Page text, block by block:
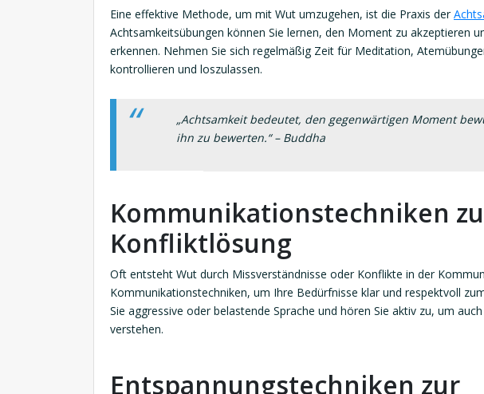
Eine effektive Methode, um mit Wut umzugehen, ist die Praxis der
Achtsamkeitsübungen können Sie lernen, den Moment zu akzeptieren
erkennen. Nehmen Sie sich regelmäßig Zeit für Meditation,
kontrollieren und loszulassen.
„Achtsamkeit bedeutet, den gegenwärtigen Moment
ihn zu bewerten.“ – Buddha
Kommunikationstechniken
Konfliktlösung
Oft entsteht Wut durch Missverständnisse oder Konflikte in der
Kommunikationstechniken, um Ihre Bedürfnisse klar und respektvoll
Sie aggressive oder belastende Sprache und hören Sie aktiv zu, um
verstehen.
Entspannungstechniken zur